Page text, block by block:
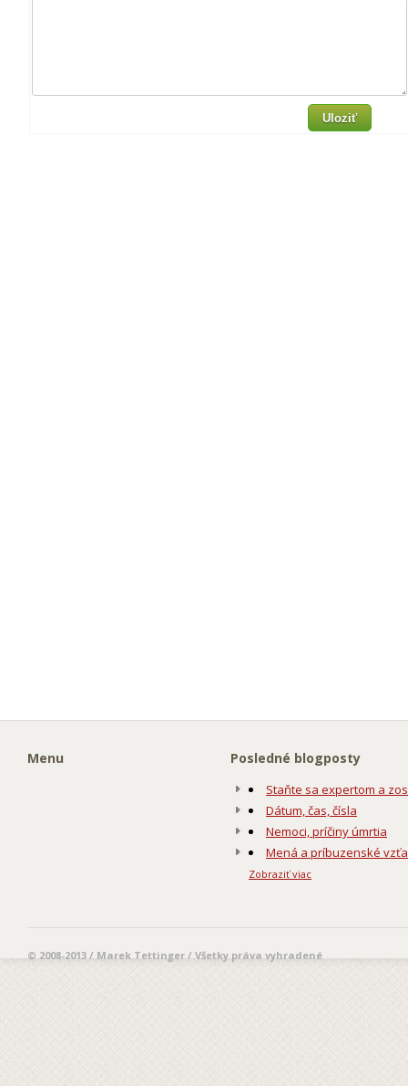
Uloziť
Menu Posledné blogposty
Staňte sa expertom a
Dátum, čas, čísla
Nemoci, príčiny úmrtia
Mená a príbuzenské
Zobraziť viac
© 2008-2013 / Marek Tettinger / Všetky práva vyhradené